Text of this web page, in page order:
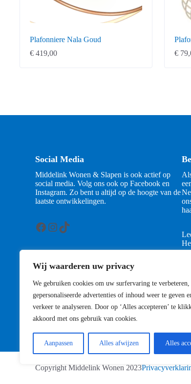
Wij waarderen uw privacy
We gebruiken cookies om uw surfervaring te verbeteren,
gepersonaliseerde advertenties of inhoud weer te geven
verkeer te analyseren. Door op ‘Alles accepteren’ te
akkoord met ons gebruik van cookies.
Aanpassen Alles afwijzen Alles
Plafonniere Nala Goud
€ 419,00
€
Social Media
Middelink Wonen & Slapen is ook actief op
social media. Volg ons ook op Facebook en
Instagram. Zo bent u altijd op de hoogte van de
laatste ontwikkelingen.
Facebook
Instagram
TikTok
Copyright Middelink Wonen 2023